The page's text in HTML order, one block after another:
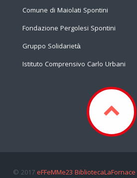
Comune di Maiolati Spontini
Fondazione Pergolesi Spontini
Gruppo Solidarietà
Istituto Comprensivo Carlo Urbani
© 2017 eFFeMMe23 BibliotecaLaFornace